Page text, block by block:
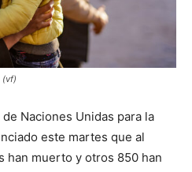
(vf)
Naciones Unidas para la
este martes que al
han muerto y otros 850 han